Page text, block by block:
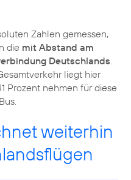
Zahlen gemessen,
die mit Abstand am
Deutschlands
liegt hier
Prozent nehmen für diese
weiterhin